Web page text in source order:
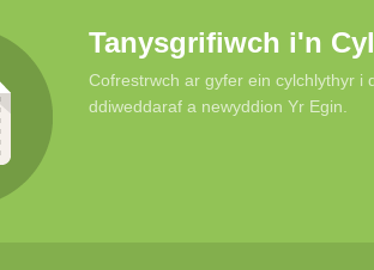
Hoffech chi
Dewiswch
Tanysgrifiwch i'n
Cofrestrwch ar gyfer ein cylchlythyr i
ddiweddaraf a newyddion Yr Egin.